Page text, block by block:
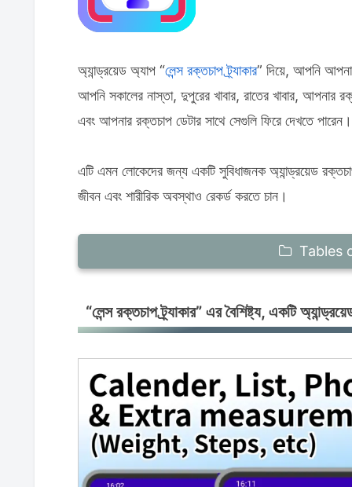
অ্যান্ড্রয়েড অ্যাপ “লেন্স রক্তচাপ ট্র্যাকার” দিয়ে, আপনি
আপনি সকালের নাস্তা, দুপুরের খাবার, রাতের খাবার, আপনার
এবং আপনার রক্তচাপ ডেটার সাথে সেগুলি ফিরে দেখতে পারেন।
এটি এমন লোকেদের জন্য একটি সুবিধাজনক অ্যান্ড্রয়েড
জীবন এবং শারীরিক অবস্থাও রেকর্ড করতে চান।
Tables
আপনার রক্তচাপ রেকর্ডে খাবারের ছবি সংযুক্ত করুন
অতীতের রক্তচাপ রেকর্ডে ছবি সংযুক্ত করুন
ছবি সহ রক্তচাপ লগ অ্যাপ সম্পর্কে প্রশ্ন ও উত্তর
প্র. আমি কি বিনামূল্যে ছবি সংযুক্ত করার
প্র. আমি কতগুলি ছবি রেকর্ড করতে পারি?
“লেন্স রক্তচাপ ট্র্যাকার” এর বৈশিষ্ট্য, একটি